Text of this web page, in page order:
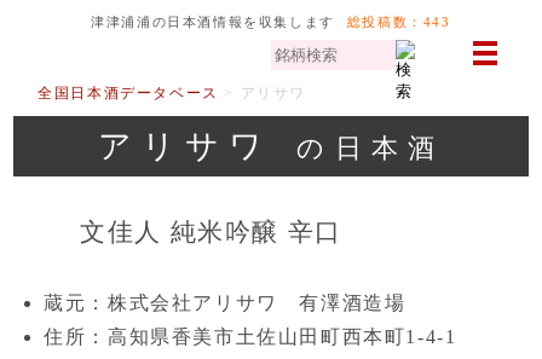
津津浦浦の日本酒情報を収集します 総投稿数：443
全国日本酒データベース
全国日本酒データベース > アリサワ
アリサワ の日本酒
文佳人 純米吟醸 辛口
蔵元：株式会社アリサワ 有澤酒造場
住所：高知県香美市土佐山田町西本町1-4-1